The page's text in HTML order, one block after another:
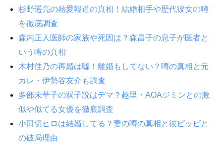
杉野遥亮の熱愛報道の真相！結婚相手や歴代彼女の噂
を徹底調査
森内正人医師の家族や死因は？森昌子の息子が医者と
いう噂の真相
木村佳乃の再婚は嘘！離婚もしてない？噂の真相と元
カレ・伊勢谷友介も調査
多部未華子の双子説はデマ？趣里・AOAジミンとの激
似や似てる女優を徹底調査
小田切ヒロは結婚してる？妻の噂の真相と彼ピッピと
の破局理由